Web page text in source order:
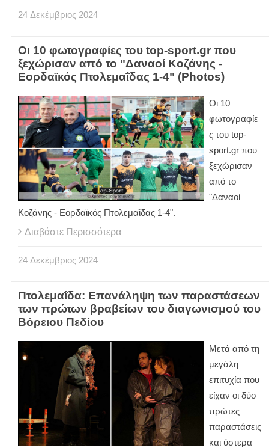
24 Δεκέμβριος 2024
Οι 10 φωτογραφίες του top-sport.gr που
ξεχώρισαν από το "Δαναοί Κοζάνης -
Εορδαϊκός Πτολεμαΐδας 1-4" (Photos)
Οι 10
φωτογραφίε
ς του top-
sport.gr που
ξεχώρισαν
από το
"Δαναοί
Κοζάνης - Εορδαϊκός Πτολεμαΐδας 1-4".
Διαβάστε Περισσότερα
24 Δεκέμβριος 2024
Πτολεμαΐδα: Επανάληψη των παραστάσεων
των πρώτων βραβείων του διαγωνισμού του
Βόρειου Πεδίου
Μετά από τη
μεγάλη
επιτυχία που
είχαν οι δύο
πρώτες
παραστάσεις
και ύστερα